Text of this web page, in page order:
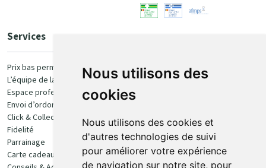
Nous utilisons des
cookies
Nous utilisons des cookies et
d'autres technologies de suivi
pour améliorer votre expérience
de navigation sur notre site, pour
Services
Prix bas permanent
L’équipe de la pharmacie
Espace professionnel
Envoi d’ordonnance
Click & Collect
Fidelité
Parrainage
Carte cadeau
100% sécurisé
Retrait et livraison